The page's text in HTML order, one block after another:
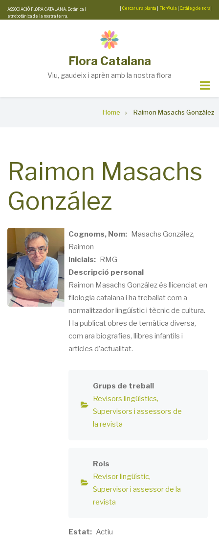
Skip
to
ASSOCIACIÓ FLORA CATALANA. Botànica i
etnobotànica de la nostra terra.
Cercar una planta Flor@ula Catàleg de flora
Flora Catalana
Viu, gaudeix i aprèn amb la nostra flora
Home Raimon Masachs González
Raimon Masachs
González
Cognoms, Nom
Masachs González,
Raimon
Inicials
RMG
Descripció personal
Raimon Masachs González és llicenciat en
filologia catalana i ha treballat com a
normalitzador lingúístic i tècnic de cultura.
Ha publicat obres de temàtica diversa,
com ara biografies, llibres infantils i
articles d’actualitat.
Grups de treball
Revisors lingüístics
Supervisors i assessors de
la revista
Rols
Revisor lingüístic
Supervisor i assessor de la
revista
Estat Actiu